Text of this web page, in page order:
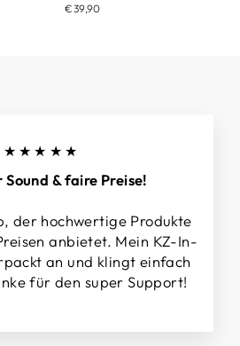
€39,90
★★★★★
& faire Preise!
der hochwertige Produkte
anbietet. Mein KZ-In-
an und klingt einfach
für den super Support!